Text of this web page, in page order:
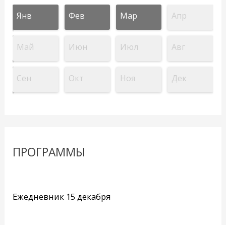
Янв Фев Мар Апр
Май Июн Июл Авг
Сен Окт Ноя Дек
ПРОГРАММЫ
Ежедневник 15 декабря